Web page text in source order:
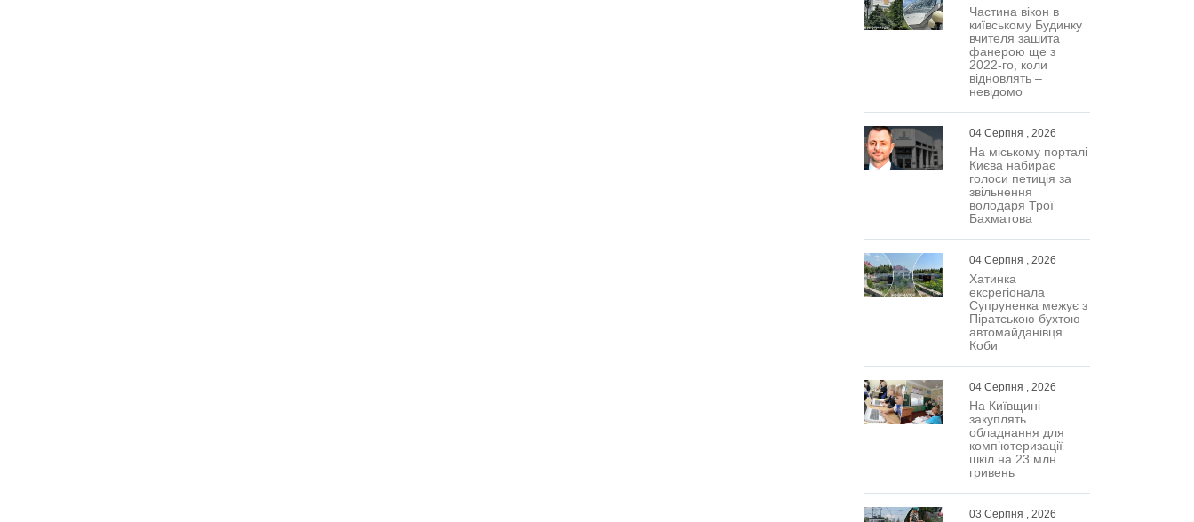
Частина вікон в
київському Будинку
вчителя зашита
фанерою ще з
2022-го, коли
відновлять –
невідомо
04 Серпня , 2026
На міському порталі
Києва набирає
голоси петиція за
звільнення
володаря Трої
Бахматова
04 Серпня , 2026
Хатинка
ексрегіонала
Супруненка межує з
Піратською бухтою
автомайданівця
Коби
04 Серпня , 2026
На Київщині
закуплять
обладнання для
комп’ютеризації
шкіл на 23 млн
гривень
03 Серпня , 2026